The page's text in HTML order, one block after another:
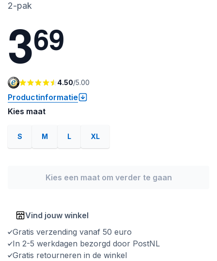
2-pak
369
4.50/5.00
Productinformatie
Kies maat
S M L XL
Kies een maat om verder te gaan
Vind jouw winkel
Gratis verzending vanaf 50 euro
In 2-5 werkdagen bezorgd door PostNL
Gratis retourneren in de winkel